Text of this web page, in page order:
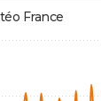
France